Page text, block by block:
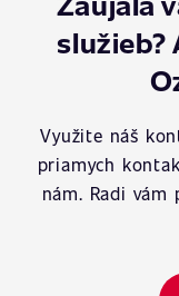
služieb?
Využite náš
priamych
nám. Radi vám